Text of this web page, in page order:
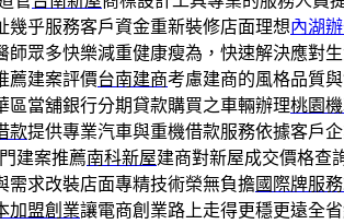
幾乎服務客戶資金重新裝修店面理想內湖
師眾多快樂減重健康瘦為，快速解決應對
薦建案評價台南建商考慮建商的風格品質
區當舖銀行分期貸款購買之車輛辦理桃園
款提供專業汽車與重機借款服務依據客戶
建案推薦南科新屋建商對新屋成交價格查
需求改裝店面專精技術榮無負擔國際牌服
加盟創業讓電商創業路上走得更穩更遠全